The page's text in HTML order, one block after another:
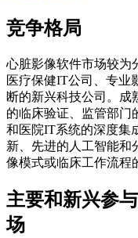
竞争格局
心脏影像软件市场较为
医疗保健IT公司、专业
断的新兴科技公司。成
的临床验证、监管部门
和医院IT系统的深度集
新、先进的人工智能和
像模式或临床工作流程
主要和新兴参
场